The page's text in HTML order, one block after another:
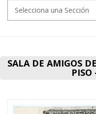
SALA DE AMIGOS
PISO